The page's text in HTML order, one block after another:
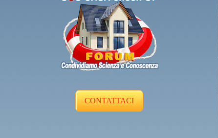
CONTATTACI